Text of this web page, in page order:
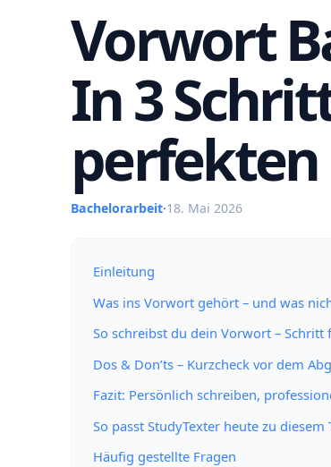
Vorwort
In 3
perfekten
Bachelorarbeit·18. Mai 2026
Einleitung
Was ins Vorwort gehört – und was
So schreibst du dein Vorwort – Schritt
Dos & Don’ts – Kurzcheck vor dem
Fazit: Persönlich schreiben,
So passt StudyTexter heute zu diesem
Häufig gestellte Fragen